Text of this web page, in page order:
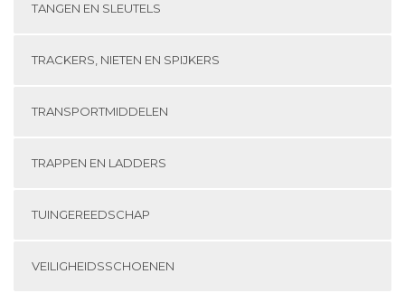
TANGEN EN SLEUTELS
TRACKERS, NIETEN EN SPIJKERS
TRANSPORTMIDDELEN
TRAPPEN EN LADDERS
TUINGEREEDSCHAP
VEILIGHEIDSSCHOENEN